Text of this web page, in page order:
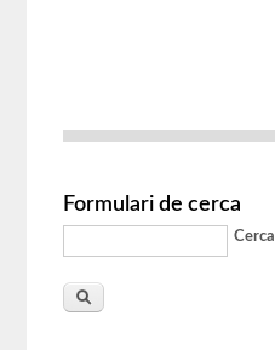
Formulari de cerca
Cerca